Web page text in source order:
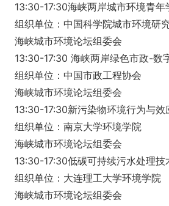
13:30-17:30海峡两岸城市环境青年
组织单位：中国科学院城市环境研
海峡城市环境论坛组委会
13:30-17:30 海峡两岸绿色市政-数
组织单位：中国市政工程协会
海峡城市环境论坛组委会
13:30-17:30新污染物环境行为与效
组织单位：南京大学环境学院
海峡城市环境论坛组委会
13:30-17:30低碳可持续污水处理技
组织单位：大连理工大学环境学院
海峡城市环境论坛组委会